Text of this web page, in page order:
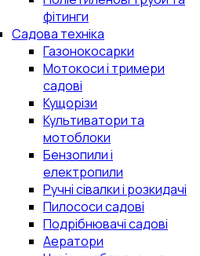
фітинги
Садова техніка
Газонокосарки
Мотокоси і тримери
садові
Кущорізи
Культиватори та
мотоблоки
Бензопили і
електропили
Ручні сівалки і розкидачі
Пилососи садові
Подрібнювачі садові
Аератори